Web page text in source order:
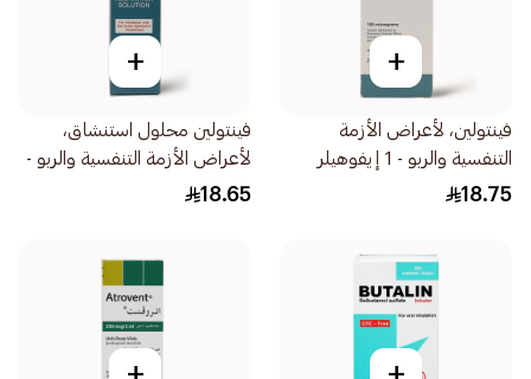
+
فينتولين، لأعراض الأزمة
التنفسية والربو - 1 إيفوهيلر
1قطعة
18.75
+
فينتولين محلول استنشاق،
لأعراض الأزمة التنفسية والربو -
20مل
18.65